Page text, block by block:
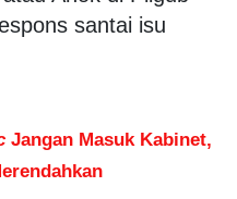
santai isu
Jangan Masuk Kabinet,